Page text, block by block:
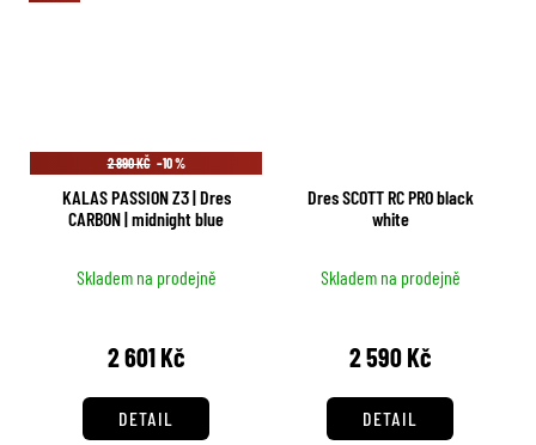
2 890 KČ –10 %
KALAS PASSION Z3 | Dres
CARBON | midnight blue
Skladem na prodejně
2 601 Kč
DETAIL
Dres SCOTT RC PRO black
white
Skladem na prodejně
2 590 Kč
DETAIL